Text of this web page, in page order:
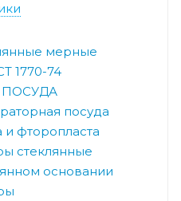
мерные
1770-74
посуда
и фторопласта
стеклянные
основании